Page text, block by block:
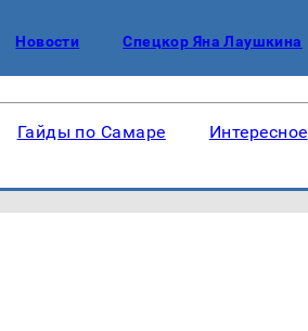
Новости Спецкор Яна Лаушкина
Гайды по Самаре Интересное